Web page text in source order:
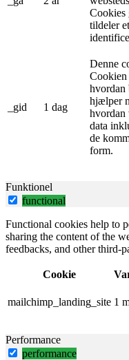
Cookies
tildeler
_gid 1 dag
Denne
Cookien
hvordan
hjælper
hvordan
data
de
form.
Funktionel
functional
Functional cookies help to
sharing the content of the
feedbacks, and other third-
Cookie
mailchimp_landing_site 1
Performance
performance